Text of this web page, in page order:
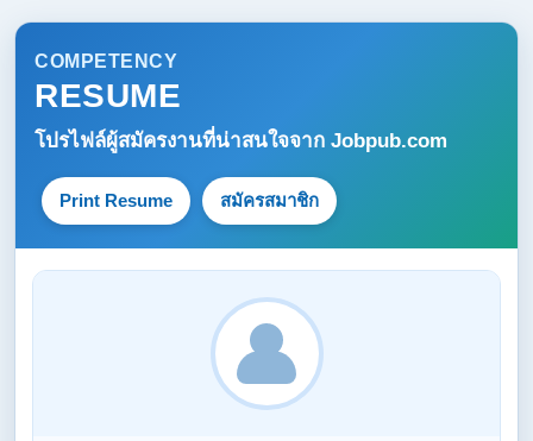
COMPETENCY
RESUME
โปรไฟล์ผู้สมัครงานที่น่าสนใจจาก Jobpub.com
Print Resume สมัครสมาชิก